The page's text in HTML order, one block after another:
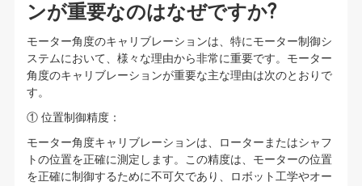
ンが重要なのはなぜですか?
モーター角度のキャリブレーションは、特にモーター制御シ
ステムにおいて、様々な理由から非常に重要です。モーター
角度のキャリブレーションが重要な主な理由は次のとおりで
す。
① 位置制御精度：
モーター角度キャリブレーションは、ローターまたはシャフ
トの位置を正確に測定します。この精度は、モーターの位置
を正確に制御するために不可欠であり、ロボット工学やオー